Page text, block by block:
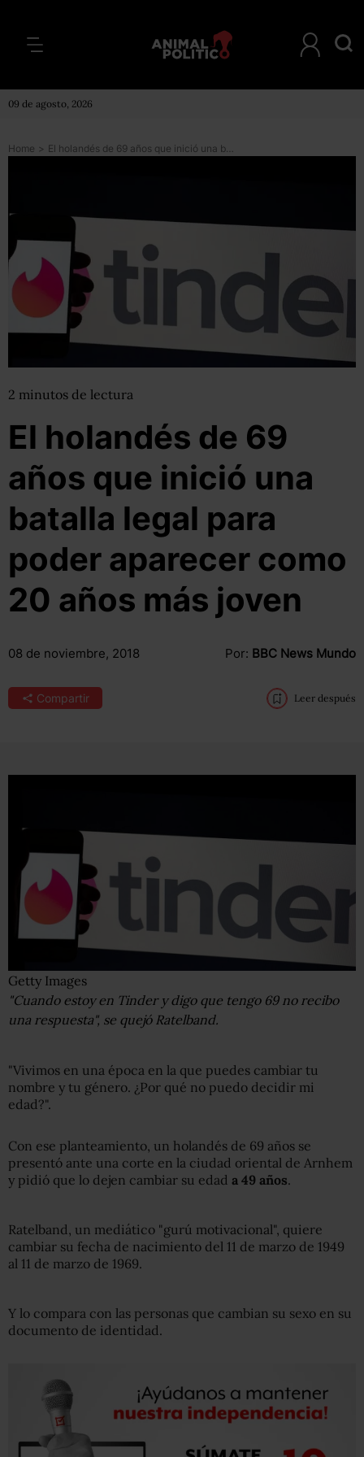
09 de agosto, 2026
Home > El holandés de 69 años que inició una batalla legal para poder aparecer como 20 años más joven
2 minutos de lectura
El holandés de 69
años que inició una
batalla legal para
poder aparecer como
20 años más joven
08 de noviembre, 2018 Por: BBC News Mundo
Compartir Leer después
Getty Images
"Cuando estoy en Tinder y digo que tengo 69 no recibo
una respuesta", se quejó Ratelband.
"Vivimos en una época en la que puedes cambiar tu
nombre y tu género. ¿Por qué no puedo decidir mi
edad?".
Con ese planteamiento, un holandés de 69 años se
presentó ante una corte en la ciudad oriental de Arnhem
y pidió que lo dejen cambiar su edad a 49 años.
Ratelband, un mediático "gurú motivacional", quiere
cambiar su fecha de nacimiento del 11 de marzo de 1949
al 11 de marzo de 1969.
Y lo compara con las personas que cambian su sexo en su
documento de identidad.